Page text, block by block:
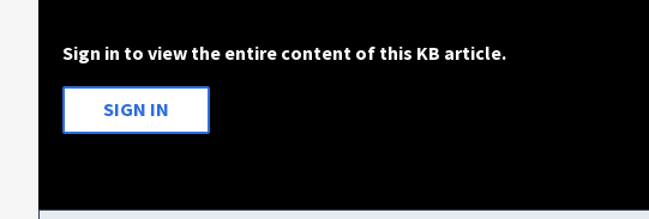
Sign in to view the entire content of this KB article.
SIGN IN